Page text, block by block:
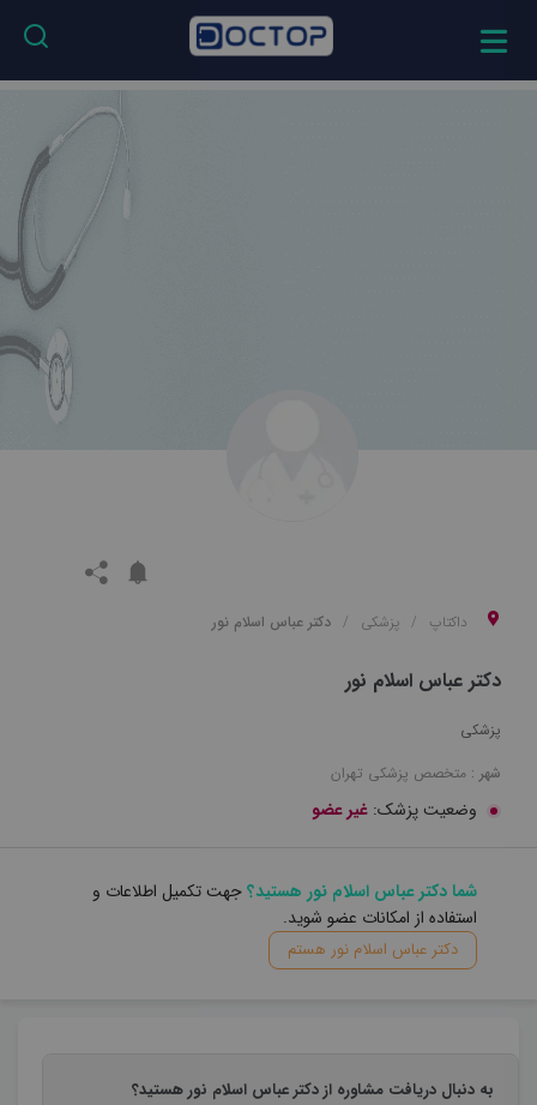
داکتاپ پزشکی دکتر عباس اسلام نور
دکتر عباس اسلام نور
پزشکی
شهر : متخصص پزشکی تهران
وضعیت پزشک: غیر عضو
شما دکتر عباس اسلام نور هستید؟جهت تکمیل اطلاعات و
استفاده از امکانات عضو شوید.
دکتر عباس اسلام نور هستم
به دنبال دریافت مشاوره از دکتر عباس اسلام نور هستید؟